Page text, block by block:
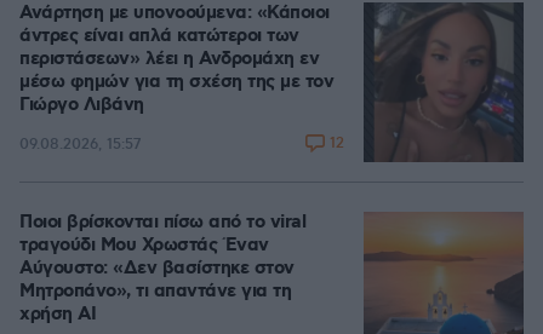
Ανάρτηση με υπονοούμενα: «Κάποιοι
άντρες είναι απλά κατώτεροι των
περιστάσεων» λέει η Ανδρομάχη εν
μέσω φημών για τη σχέση της με τον
Γιώργο Λιβάνη
09.08.2026, 15:57 12
Ποιοι βρίσκονται πίσω από το viral
τραγούδι Μου Χρωστάς Έναν
Αύγουστο: «Δεν βασίστηκε στον
Μητροπάνο», τι απαντάνε για τη
χρήση AI